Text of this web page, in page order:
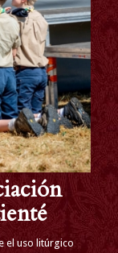
el uso litúrgico